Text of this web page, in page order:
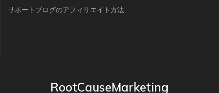
サポートブログのアフィリエイト方法
RootCauseMarketing